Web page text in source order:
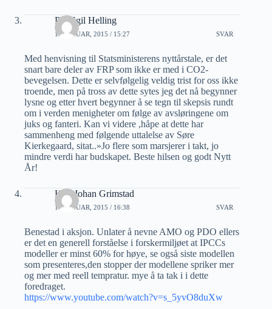
Per Egil Helling
12 JANUAR, 2015 / 15:27 SVAR
Med henvisning til Statsministerens nyttårstale, er det
snart bare deler av FRP som ikke er med i CO2-
bevegelsen. Dette er selvfølgelig veldig trist for oss ikke
troende, men på tross av dette sytes jeg det nå begynner
lysne og etter hvert begynner å se tegn til skepsis rundt
om i verden menigheter om følge av avsløringene om
juks og fanteri. Kan vi videre ,håpe at dette har
sammenheng med følgende uttalelse av Søre
Kierkegaard, sitat..»Jo flere som marsjerer i takt, jo
mindre verdi har budskapet. Beste hilsen og godt Nytt
År!
Karl Johan Grimstad
12 JANUAR, 2015 / 16:38 SVAR
Benestad i aksjon. Unlater å nevne AMO og PDO ellers
er det en generell forståelse i forskermiljøet at IPCCs
modeller er minst 60% for høye, se også siste modellen
som presenteres,den stopper der modellene spriker mer
og mer med reell tempratur. mye å ta tak i i dette
foredraget.
https://www.youtube.com/watch?v=s_5yvO8duXw